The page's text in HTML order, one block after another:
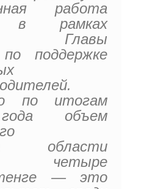
работа
в рамках
Главы
поддержке
по итогам
объем
области
четыре
— это